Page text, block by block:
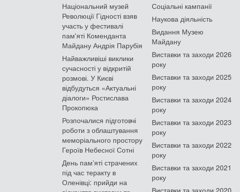
Національний музей
Революції Гідності взяв
участь у фестивалі
пам'яті Коменданта
Майдану Андрія Парубія
Найважливіші виклики
сучасності у відкритій
розмові. У Києві
відбудуться «Актуальні
діалоги» Ростислава
Прокопюка
Розпочалися підготовчі
роботи з облаштування
меморіального простору
Героїв Небесної Сотні
День памʼяті страчених
під час теракту в
Оленівці: прийди на
Соціальні кампанії
Наукова діяльність
Видання Музею
Майдану
Виставки та заходи 2026
року
Виставки та заходи 2025
року
Виставки та заходи 2024
року
Виставки та заходи 2023
року
Виставки та заходи 2022
року
Виставки та заходи 2021
року
Виставки та заходи 2020